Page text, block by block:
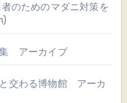
のためのマダニ対策を
集 アーカイブ
交わる博物館 アーカ